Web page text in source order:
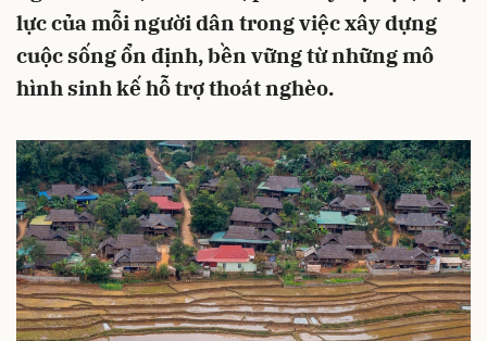
lực của mỗi người dân trong việc xây dựng
cuộc sống ổn định, bền vững từ những mô
hình sinh kế hỗ trợ thoát nghèo.